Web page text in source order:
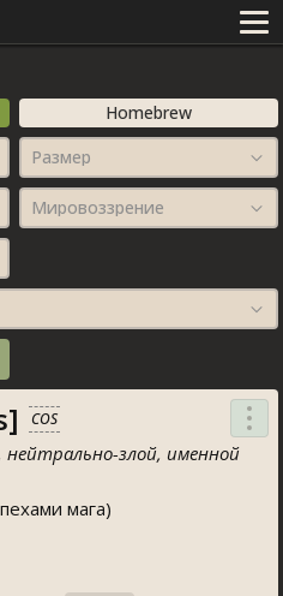
Homebrew
Размер
Мировоззрение
COS
нейтрально-злой, именной
мага)